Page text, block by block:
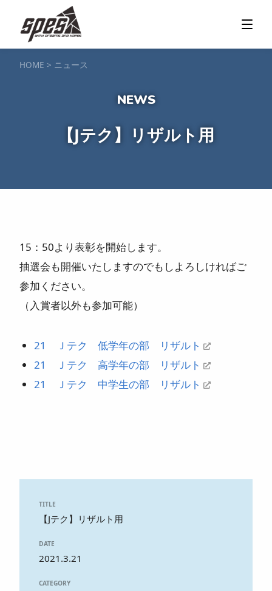
那須矢の目ダム湖
ツアー＆料金プラン
フォト＆ムービー
塩原渓谷 カヌー / 遊覧サップ
スノーボードスクール
フォト＆ムービーアドバイザー紹介ご予約・お問い合わせ
SUP団体プラン NEW!
ニュース
スタッフ紹介
HOME > ニュース
【Jテク】リザルト用
15：50より表彰を開始します。
抽選会も開催いたしますのでもしよろしければご
参加ください。
（入賞者以外も参加可能）
21 Ｊテク 低学年の部 リザルト
21 Ｊテク 高学年の部 リザルト
21 Ｊテク 中学生の部 リザルト
TITLE
【Jテク】リザルト用
DATE
2021.3.21
CATEGORY